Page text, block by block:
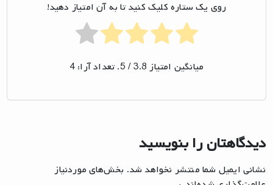
روی یک ستاره کلیک کنید تا به آن امتیاز دهید!
میانگین امتیاز 3.8/ 5. تعداد آرا: 4
دیدگاهتان را بنویسید
نشانی ایمیل شما منتشر نخواهد شد. بخش‌های موردنیاز